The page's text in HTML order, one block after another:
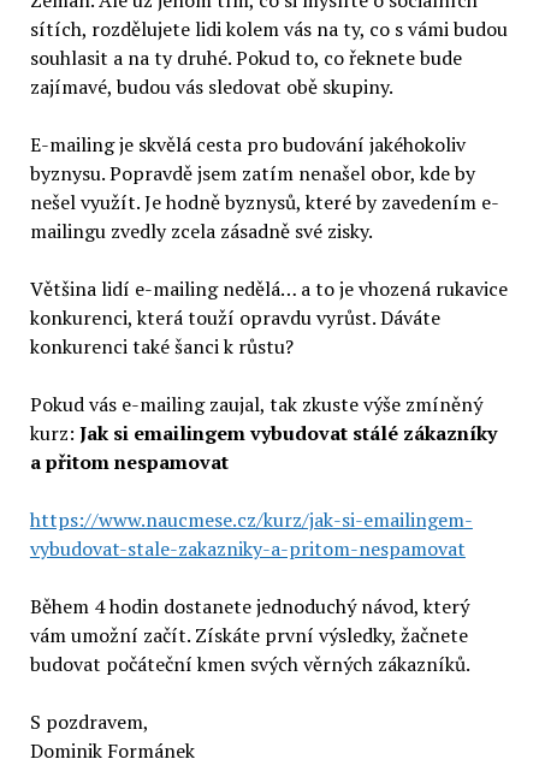
sítích, rozdělujete lidi kolem vás na ty, co s vámi budou
souhlasit a na ty druhé. Pokud to, co řeknete bude
zajímavé, budou vás sledovat obě skupiny.
E-mailing je skvělá cesta pro budování jakéhokoliv
byznysu. Popravdě jsem zatím nenašel obor, kde by
nešel využít. Je hodně byznysů, které by zavedením e-
mailingu zvedly zcela zásadně své zisky.
Většina lidí e-mailing nedělá… a to je vhozená rukavice
konkurenci, která touží opravdu vyrůst. Dáváte
konkurenci také šanci k růstu?
Pokud vás e-mailing zaujal, tak zkuste výše zmíněný
kurz: Jak si emailingem vybudovat stálé zákazníky
a přitom nespamovat
https://www.naucmese.cz/kurz/jak-si-emailingem-
vybudovat-stale-zakazniky-a-pritom-nespamovat
Během 4 hodin dostanete jednoduchý návod, který
vám umožní začít. Získáte první výsledky, žačnete
budovat počáteční kmen svých věrných zákazníků.
S pozdravem,
Dominik Formánek